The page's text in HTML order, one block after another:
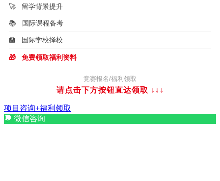
🚀 留学背景提升
📚 国际课程备考
🏫 国际学校择校
🎁 免费领取福利资料
竞赛报名/福利领取
请点击下方按钮直达领取 ↓↓↓
项目咨询+福利领取
💬 微信咨询